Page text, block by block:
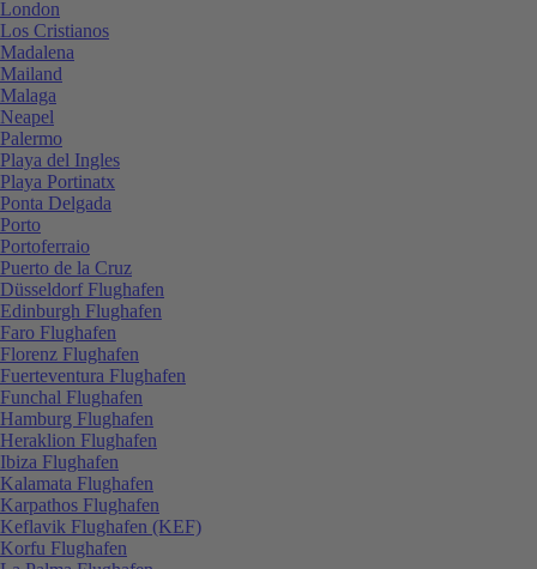
London
Los Cristianos
Madalena
Mailand
Malaga
Neapel
Palermo
Playa del Ingles
Playa Portinatx
Ponta Delgada
Porto
Portoferraio
Puerto de la Cruz
Düsseldorf Flughafen
Edinburgh Flughafen
Faro Flughafen
Florenz Flughafen
Fuerteventura Flughafen
Funchal Flughafen
Hamburg Flughafen
Heraklion Flughafen
Ibiza Flughafen
Kalamata Flughafen
Karpathos Flughafen
Keflavik Flughafen (KEF)
Korfu Flughafen